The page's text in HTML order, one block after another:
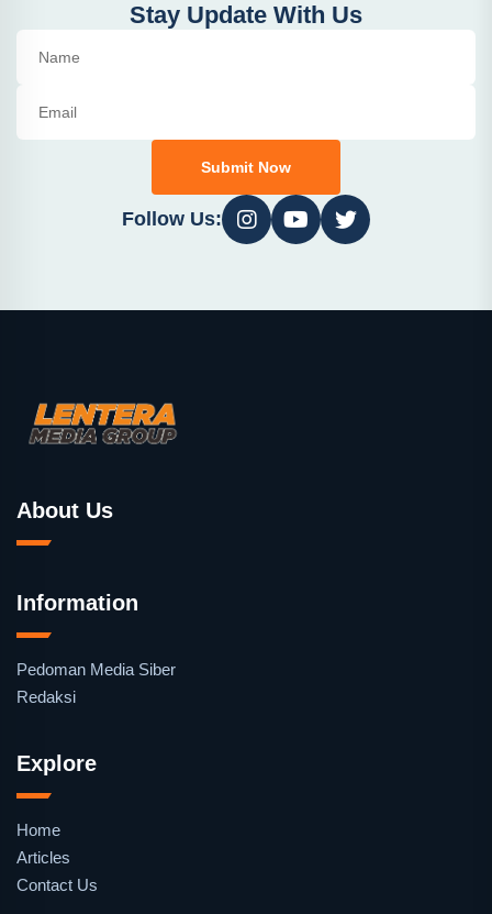
Stay Update With Us
Submit Now
Follow Us:
About Us
Information
Pedoman Media Siber
Redaksi
Explore
Home
Articles
Contact Us